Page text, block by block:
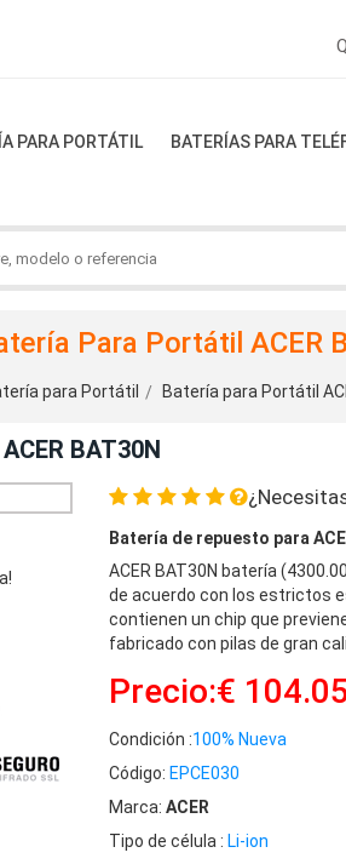
PARA PORTÁTIL BATERÍAS PARA
Para Portátil ACER
para Portátil Batería para Portátil
BAT30N
Batería de repuesto para
ACER BAT30N batería
de acuerdo con los estrictos
contienen un chip que
fabricado con pilas de gran
Precio:€
Condición :100% Nueva
Código: EPCE030
Marca: ACER
Tipo de célula : Li-ion